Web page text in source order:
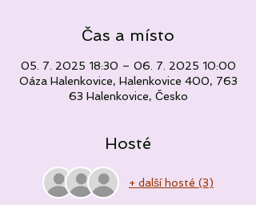
Čas a místo
05. 7. 2025 18:30 – 06. 7. 2025 10:00
Oáza Halenkovice, Halenkovice 400, 763
63 Halenkovice, Česko
Hosté
+ další hosté (3)